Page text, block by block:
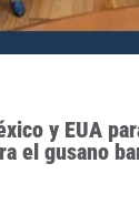
y EUA
el gusano